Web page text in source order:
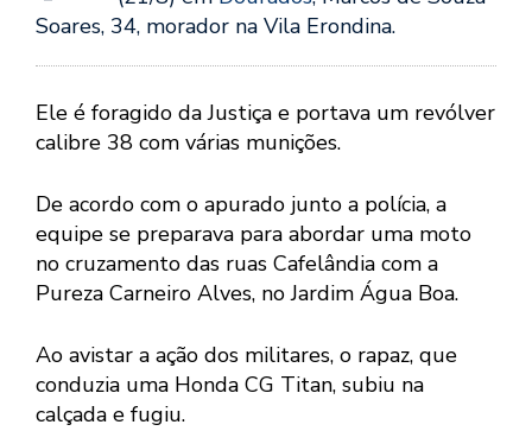
Soares, 34, morador na Vila Erondina.
Ele é foragido da Justiça e portava um revólver
calibre 38 com várias munições.
De acordo com o apurado junto a polícia, a
equipe se preparava para abordar uma moto
no cruzamento das ruas Cafelândia com a
Pureza Carneiro Alves, no Jardim Água Boa.
Ao avistar a ação dos militares, o rapaz, que
conduzia uma Honda CG Titan, subiu na
calçada e fugiu.